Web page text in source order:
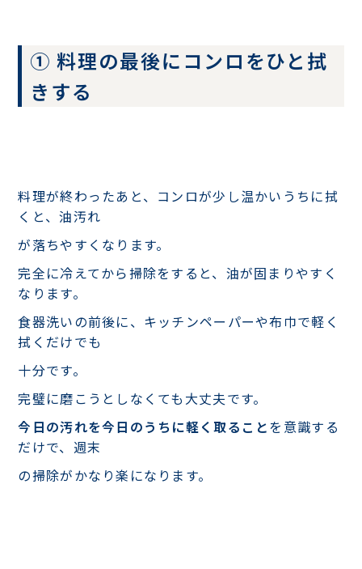
① 料理の最後にコンロをひと拭
きする
料理が終わったあと、コンロが少し温かいうちに拭
くと、油汚れ
が落ちやすくなります。
完全に冷えてから掃除をすると、油が固まりやすく
なります。
食器洗いの前後に、キッチンペーパーや布巾で軽く
拭くだけでも
十分です。
完璧に磨こうとしなくても大丈夫です。
今日の汚れを今日のうちに軽く取ることを意識する
だけで、週末
の掃除がかなり楽になります。